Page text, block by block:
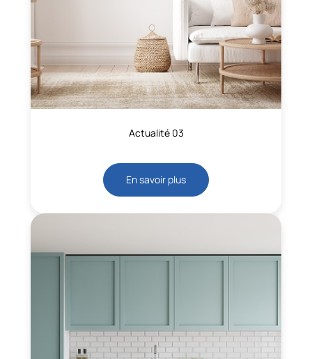
Actualité 03
En savoir plus